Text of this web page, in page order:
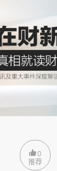
年轻人可
大的分享
是“这真不
都抵不过“
类的一个
多的时候
然神伤：
0
推荐